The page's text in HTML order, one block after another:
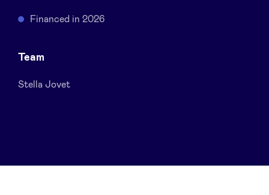
Accès Dealflow investisseur
Health Expert Circle
Financed in 2026
Team
Stella Jovet